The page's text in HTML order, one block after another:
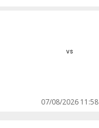
vs
07/08/2026 11:58